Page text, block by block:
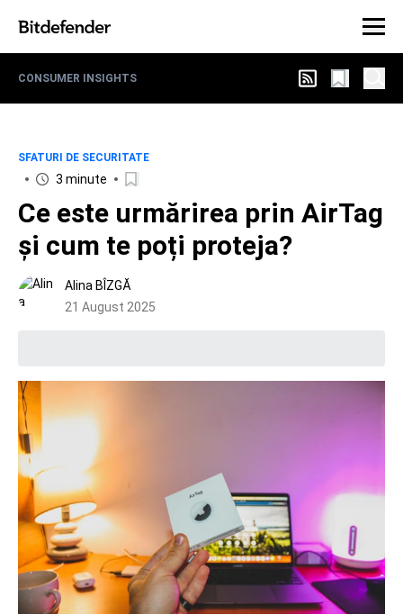
CONSUMER INSIGHTS
SFATURI DE SECURITATE
3 minute
Ce este urmărirea prin AirTag
și cum te poți proteja?
Alina BÎZGĂ
21 August 2025